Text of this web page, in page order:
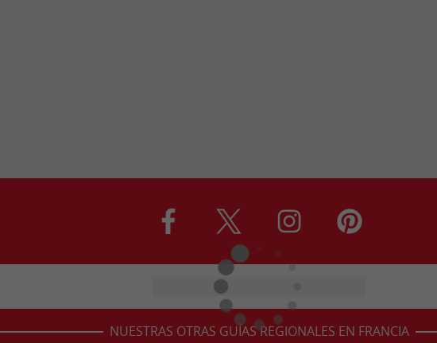
NUESTRAS OTRAS GUÍAS REGIONALES EN FRANCIA